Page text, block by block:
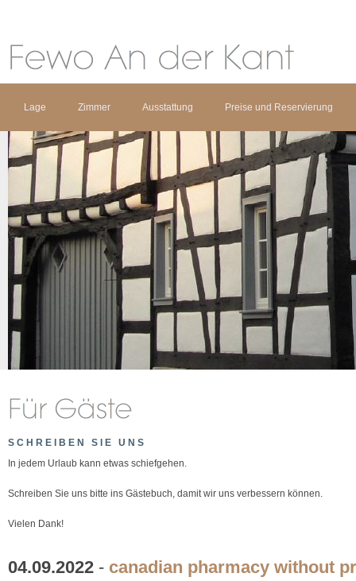
Lage Zimmer Ausstattung Preise und Reservierung
SCHREIBEN SIE UNS
In jedem Urlaub kann etwas schiefgehen.
Schreiben Sie uns bitte ins Gästebuch, damit wir uns verbessern können.
Vielen Dank!
04.09.2022 - canadian pharmacy without